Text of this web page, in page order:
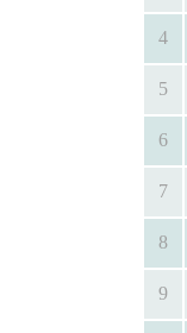
4
5
6
7
8
9